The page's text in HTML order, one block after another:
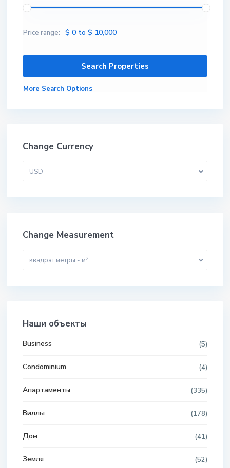
Price range: $ 0 to $ 10,000
More Search Options
Change Currency
USD
Change Measurement
квадрат метры - м2
Наши объекты
Business (5)
Condominium (4)
Апартаменты (335)
Виллы (178)
Дом (41)
Земля (52)